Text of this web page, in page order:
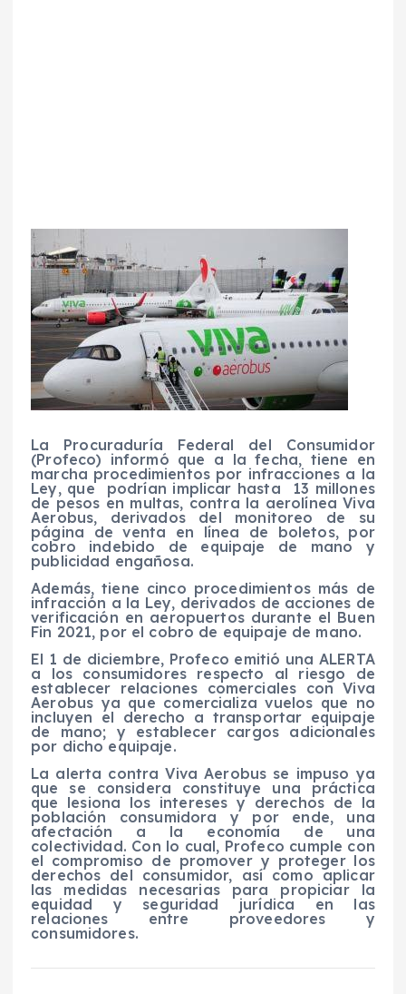
La Procuraduría Federal del Consumidor
(Profeco) informó que a la fecha, tiene en
marcha procedimientos por infracciones a la
Ley, que podrían implicar hasta 13 millones
de pesos en multas, contra la aerolínea Viva
Aerobus, derivados del monitoreo de su
página de venta en línea de boletos, por
cobro indebido de equipaje de mano y
publicidad engañosa.
Además, tiene cinco procedimientos más de
infracción a la Ley, derivados de acciones de
verificación en aeropuertos durante el Buen
Fin 2021, por el cobro de equipaje de mano.
El 1 de diciembre, Profeco emitió una ALERTA
a los consumidores respecto al riesgo de
establecer relaciones comerciales con Viva
Aerobus ya que comercializa vuelos que no
incluyen el derecho a transportar equipaje
de mano; y establecer cargos adicionales
por dicho equipaje.
La alerta contra Viva Aerobus se impuso ya
que se considera constituye una práctica
que lesiona los intereses y derechos de la
población consumidora y por ende, una
afectación a la economía de una
colectividad. Con lo cual, Profeco cumple con
el compromiso de promover y proteger los
derechos del consumidor, así como aplicar
las medidas necesarias para propiciar la
equidad y seguridad jurídica en las
relaciones entre proveedores y
consumidores.